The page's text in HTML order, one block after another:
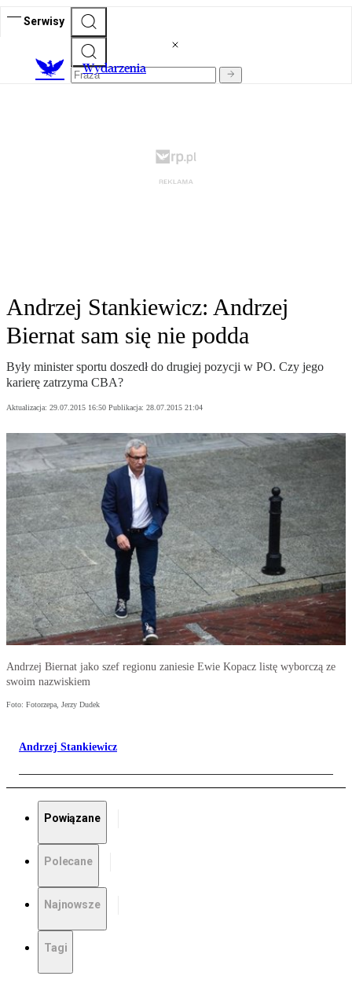
Serwisy
Wydarzenia
Andrzej Stankiewicz: Andrzej
Biernat sam się nie podda
Były minister sportu doszedł do drugiej pozycji w PO. Czy jego
karierę zatrzyma CBA?
Aktualizacja: 29.07.2015 16:50 Publikacja: 28.07.2015 21:04
Andrzej Biernat jako szef regionu zaniesie Ewie Kopacz listę wyborczą ze
swoim nazwiskiem
Foto: Fotorzepa, Jerzy Dudek
Andrzej Stankiewicz
Powiązane
Polecane
Najnowsze
Tagi